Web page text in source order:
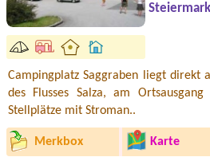
Steiermark
Campingplatz Saggraben liegt direkt
des Flusses Salza, am
Stellplätze mit Stroman..
Merkbox Karte